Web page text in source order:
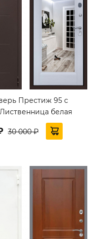
Престиж 95 с
белая
30 000 ₽